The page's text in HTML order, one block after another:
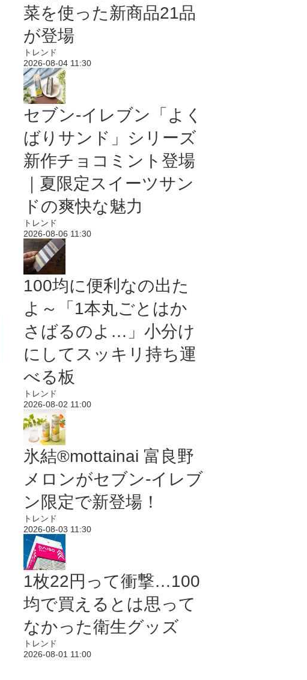
菜を使った新商品21品
が登場
トレンド
2026-08-04 11:30
セブン‐イレブン「よく
ばりサンド」シリーズ
新作チョコミント登場
｜夏限定スイーツサン
ドの爽快な魅力
トレンド
2026-08-06 11:30
100均に便利なの出た
よ～「1本丸ごとはか
さばるのよ…」小分け
にしてスッキリ持ち運
べる板
トレンド
2026-08-02 11:00
氷結®mottainai 富良野
メロンがセブン‐イレブ
ン限定で新登場！
トレンド
2026-08-03 11:30
1枚22円って衝撃…100
均で買えるとは思って
なかった衛生グッズ
トレンド
2026-08-01 11:00